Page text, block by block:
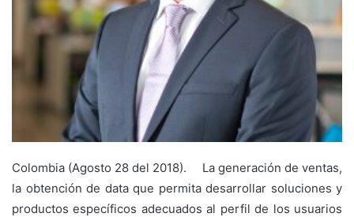
Colombia (Agosto 28 del 2018). La generación de ventas,
la obtención de data que permita desarrollar soluciones y
productos específicos adecuados al perfil de los usuarios